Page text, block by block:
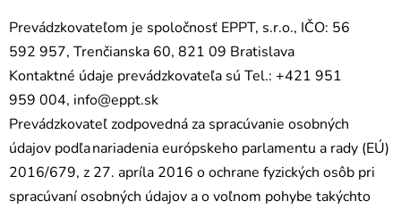
Prevádzkovateľom je spoločnosť EPPT, s.r.o., IČO: 56
592 957, Trenčianska 60, 821 09 Bratislava
Kontaktné údaje prevádzkovateľa sú Tel.: +421 951
959 004, info@eppt.sk
Prevádzkovateľ zodpovedná za spracúvanie osobných
údajov podľa nariadenia európskeho parlamentu a rady (EÚ)
2016/679, z 27. apríla 2016 o ochrane fyzických osôb pri
spracúvaní osobných údajov a o voľnom pohybe takýchto